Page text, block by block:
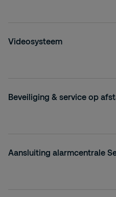
Videosysteem
Beveiliging & service op
Aansluiting alarmcentrale